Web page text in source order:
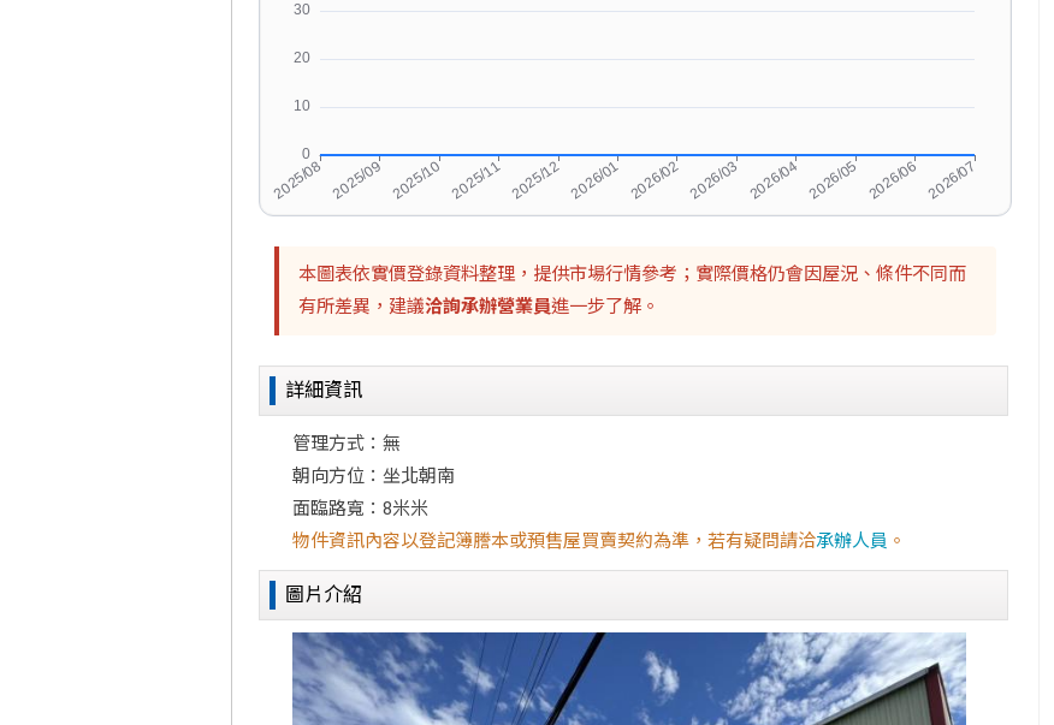
本圖表依實價登錄資料整理，提供市場行情參考；實際價格仍會因屋況、條件不同而
有所差異，建議洽詢承辦營業員進一步了解。
詳細資訊
管理方式：無
朝向方位：坐北朝南
面臨路寬：8米米
物件資訊內容以登記簿謄本或預售屋買賣契約為準，若有疑問請洽承辦人員 。
圖片介紹